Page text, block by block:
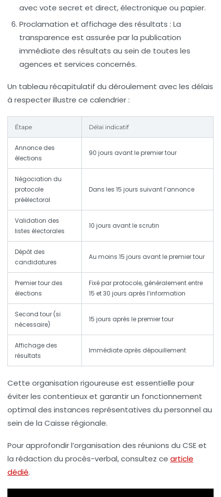
avec vote secret et direct, électronique ou papier.
Proclamation et affichage des résultats : La
transparence est assurée par la publication
immédiate des résultats au sein de toutes les
agences et services concernés.
Un tableau récapitulatif du déroulement avec les délais
à respecter illustre ce calendrier :
Étape Délai indicatif
Annonce des
élections
90 jours avant le premier tour
Négociation du
protocole
préélectoral
Dans les 15 jours suivant l’annonce
Validation des
listes électorales
10 jours avant le scrutin
Dépôt des
candidatures
Au moins 15 jours avant le premier tour
Premier tour des
élections
Fixé par protocole, généralement entre
15 et 30 jours après l’information
Second tour (si
nécessaire)
15 jours après le premier tour
Affichage des
résultats
Immédiate après dépouillement
Cette organisation rigoureuse est essentielle pour
éviter les contentieux et garantir un fonctionnement
optimal des instances représentatives du personnel au
sein de la Caisse régionale.
Pour approfondir l’organisation des réunions du CSE et
la rédaction du procès-verbal, consultez ce article
dédié.